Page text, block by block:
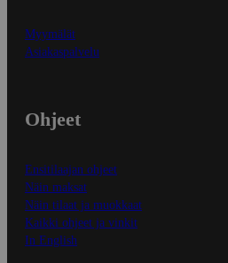
Myymälät
Asiakaspalvelu
Ohjeet
Ensitilaajan ohjeet
Näin maksat
Näin tilaat ja muokkaat
Kaikki ohjeet ja vinkit
In English